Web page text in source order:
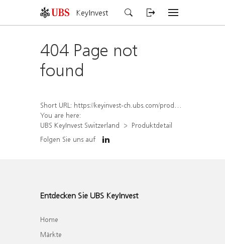
KeyInvest
404 Page not
found
Short URL: https://keyinvest-ch.ubs.com/produkt/detail/index/isin/CH1570494778
You are here:
UBS KeyInvest Switzerland
Produktdetail
Folgen Sie uns auf
Entdecken Sie UBS KeyInvest
Home
Märkte